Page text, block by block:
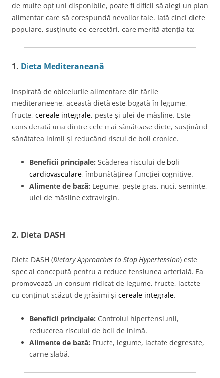
de multe opțiuni disponibile, poate fi dificil să alegi un plan
alimentar care să corespundă nevoilor tale. Iată cinci diete
populare, susținute de cercetări, care merită atenția ta:
1. Dieta Mediteraneană
Inspirată de obiceiurile alimentare din țările
mediteraneene, această dietă este bogată în legume,
fructe, cereale integrale, pește și ulei de măsline. Este
considerată una dintre cele mai sănătoase diete, susținând
sănătatea inimii și reducând riscul de boli cronice.
Beneficii principale: Scăderea riscului de boli
cardiovasculare, îmbunătățirea funcției cognitive.
Alimente de bază: Legume, pește gras, nuci, semințe,
ulei de măsline extravirgin.
2. Dieta DASH
Dieta DASH (Dietary Approaches to Stop Hypertension) este
special concepută pentru a reduce tensiunea arterială. Ea
promovează un consum ridicat de legume, fructe, lactate
cu conținut scăzut de grăsimi și cereale integrale.
Beneficii principale: Controlul hipertensiunii,
reducerea riscului de boli de inimă.
Alimente de bază: Fructe, legume, lactate degresate,
carne slabă.